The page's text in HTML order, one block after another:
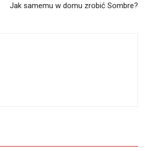
Jak samemu w domu zrobić Sombre?